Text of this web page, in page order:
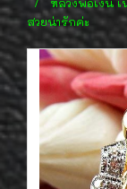
สวยน่ารักค่ะ